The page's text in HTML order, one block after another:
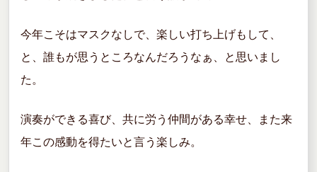
今年こそはマスクなしで、楽しい打ち上げもして、
と、誰もが思うところなんだろうなぁ、と思いまし
た。
演奏ができる喜び、共に労う仲間がある幸せ、また来
年この感動を得たいと言う楽しみ。